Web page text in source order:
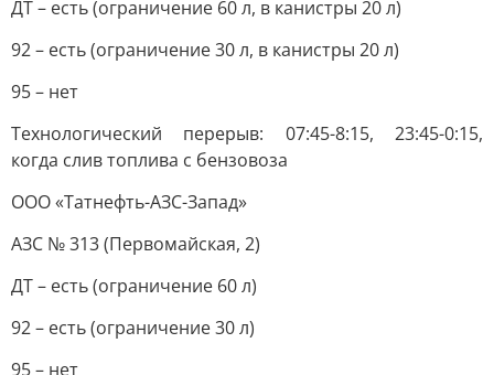
ДТ – есть (ограничение 60 л, в канистры 20 л)
92 – есть (ограничение 30 л, в канистры 20 л)
95 – нет
Технологический перерыв: 07:45-8:15, 23:45-0:15,
когда слив топлива с бензовоза
ООО «Татнефть-АЗС-Запад»
АЗС № 313 (Первомайская, 2)
ДТ – есть (ограничение 60 л)
92 – есть (ограничение 30 л)
95 – нет